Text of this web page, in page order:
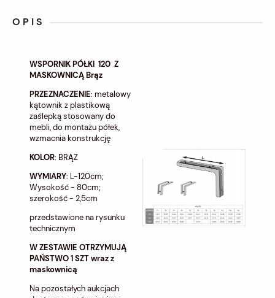
OPIS
WSPORNIK PÓŁKI 120 Z
MASKOWNICĄ Brąz
PRZEZNACZENIE: metalowy
kątownik z plastikową
zaślepką stosowany do
mebli, do montażu półek,
wzmacnia konstrukcję
KOLOR: BRĄZ
WYMIARY: L-120cm;
Wysokość - 80cm;
szerokość - 2,5cm
przedstawione na rysunku
technicznym
W ZESTAWIE OTRZYMUJĄ
PAŃSTWO 1 SZT wraz z
maskownicą
Na pozostałych aukcjach